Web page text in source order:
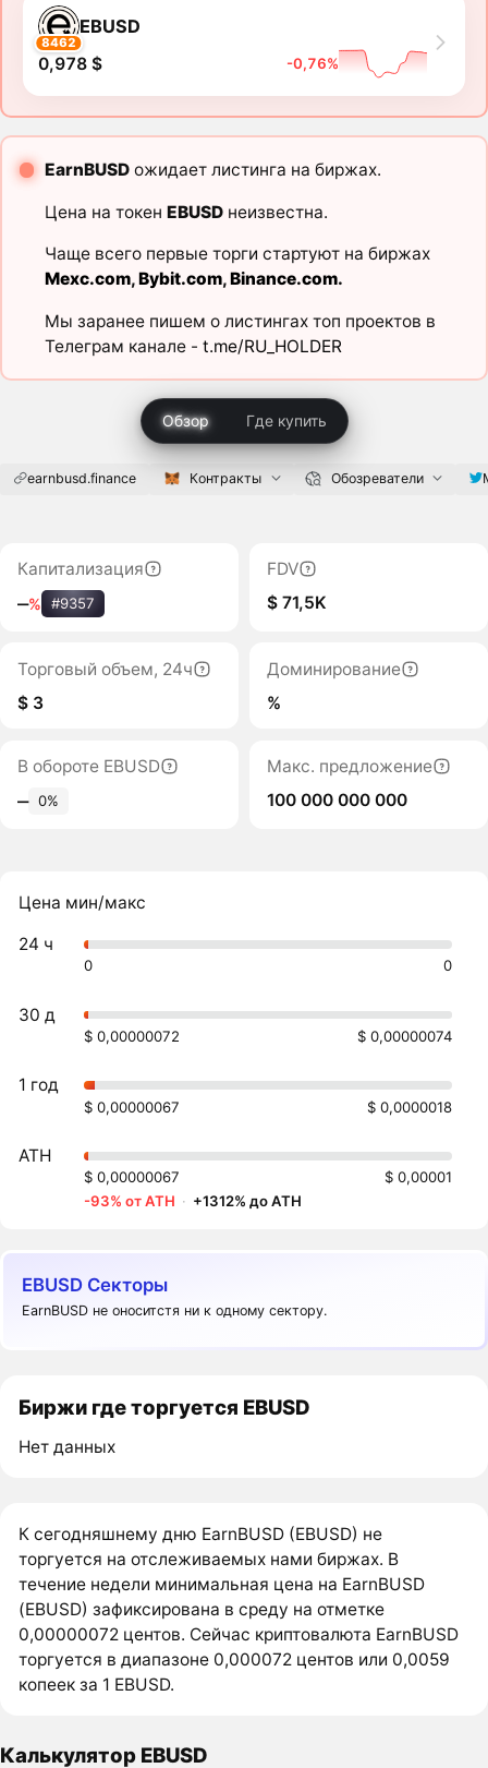
8462
EBUSD
0,978 $ -0,76%
EarnBUSDожидает листинга на биржах.
Цена на токен EBUSDнеизвестна.
Чаще всего первые торги стартуют на биржах
Mexc.com,Bybit.com,Binance.com.
Мы заранее пишем о листингах топ проектов в
Телеграм канале - t.me/RU_HOLDER
Обзор Где купить
earnbusd.finance Контракты Обозреватели
Капитализация
‒% #9357
FDV
$ 71,5K
Торговый объем, 24ч
$ 3
Доминирование
%
В обороте EBUSD
‒ 0%
Макс. предложение
100 000 000 000
Цена мин/макс
24 ч
0 0
30 д
$ 0,00000072 $ 0,00000074
1 год
$ 0,00000067 $ 0,0000018
ATH
$ 0,00000067
$ 0,00001
-93% от ATH · +1312% до ATH
EBUSD Секторы
EarnBUSD не оноситстя ни к одному сектору.
Биржи где торгуется EBUSD
Нет данных
К сегодняшнему дню EarnBUSD (EBUSD) не
торгуется на отслеживаемых нами биржах. В
течение недели минимальная цена на EarnBUSD
(EBUSD) зафиксирована в среду на отметке
0,00000072 центов. Сейчас криптовалюта EarnBUSD
торгуется в диапазоне 0,000072 центов или 0,0059
копеек за 1 EBUSD.
Калькулятор EBUSD